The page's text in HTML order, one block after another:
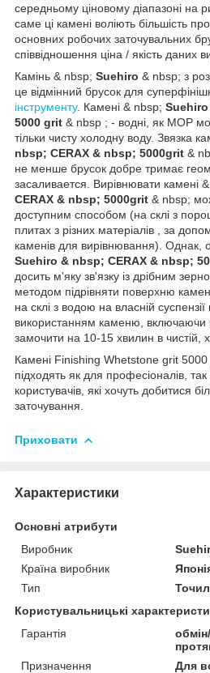
середньому ціновому діапазоні на
саме ці камені воліють більшість
основних робочих заточувальних
співвідношення ціна / якість даних
Камінь & nbsp; Suehiro & nbsp; з
це відмінний брусок для
інструменту. Камені & nbsp;
5000 grit & nbsp ; - водні, як МОР
тільки чисту холодну воду. Звязка
nbsp; CERAX & nbsp; 5000grit &
не менше брусок добре тримає
засаливается. Вирівнювати камені
CERAX & nbsp; 5000grit & nbsp;
доступним способом (на склі з
плитах з різних матеріалів , за
каменів для вирівнювання). Однак,
Suehiro & nbsp; CERAX & nbsp;
досить м'яку зв'язку із дрібним
методом підрівняти поверхню
на склі з водою на власній
використанням каменю, включаючи
замочити на 10-15 хвилин в чистій,
Камені Finishing Whetstone grit
підходять як для професіоналів,
користувачів, які хочуть добитися
заточування.
Приховати
Характеристики
Основні атрибути
Виробник
Країна виробник
Тип
Користувальницькі
Гарантія
Призначення
Для